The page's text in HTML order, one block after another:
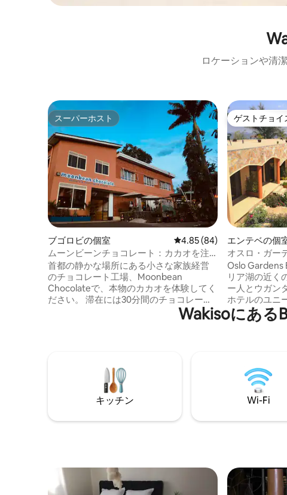
ロケーションや清
スーパーホスト
スーパーホスト
ブゴロビの個室 レビュー84件、5つ星中
4.85 (84)
ムーンビーンチョコレート：カカオを注
入したステイアウェイ！
首都の静かな場所にある小さな家族経営
のチョコレート工場、Moonbean
Chocolateで、本物のカカオを体験してく
ださい。 滞在には30分間のチョコレート
工場ツアーが含まれています。職人によ
る小規模なチョコレート作りの全工程を
トは滞在中に購入した食べ物/飲み物が
10%割引になります。 「The Cup」はカン
パラで最高の朝食を提供しています！
ゲストチョイ
ゲストチョイ
エンテベの個
オスロ・ガー
ム
Oslo Gardens
リア湖の近く
ー人とウガン
ホテルのユニ
らの息をのむ
みください。 軽食や食事をお楽しみいた
と冷蔵庫を備
ご用意でき
泊可能です。
Wakisoにある
キッチン Wi-Fi